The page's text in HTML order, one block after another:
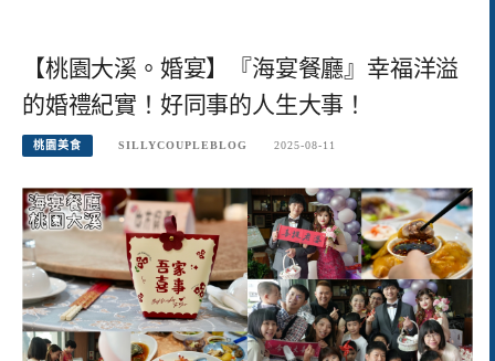
【桃園大溪。婚宴】『海宴餐廳』幸福洋溢
的婚禮紀實！好同事的人生大事！
桃園美食 SILLYCOUPLEBLOG 2025-08-11